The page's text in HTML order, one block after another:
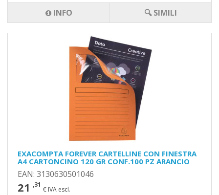
INFO 🔍 SIMILI
EXACOMPTA FOREVER CARTELLINE CON FINESTRA
A4 CARTONCINO 120 GR CONF.100 PZ ARANCIO
EAN: 3130630501046
21 ,31
€ IVA escl.